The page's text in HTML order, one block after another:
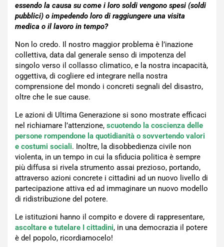
essendo la causa su come i loro soldi vengono spesi (soldi
pubblici) o impedendo loro di raggiungere una visita
medica o il lavoro in tempo?
Non lo credo. Il nostro maggior problema è l’inazione
collettiva, data dal generale senso di impotenza del
singolo verso il collasso climatico, e la nostra incapacità,
oggettiva, di cogliere ed integrare nella nostra
comprensione del mondo i concreti segnali del disastro,
oltre che le sue cause.
Le azioni di Ultima Generazione si sono mostrate efficaci
nel richiamare l’attenzione, scuotendo la coscienza delle
persone rompendone la quotidianità o sovvertendo valori
e costumi sociali. Inoltre, la disobbedienza civile non
violenta, in un tempo in cui la sfiducia politica è sempre
più diffusa si rivela strumento assai prezioso, portando,
attraverso azioni concrete i cittadini ad un nuovo livello di
partecipazione attiva ed ad immaginare un nuovo modello
di ridistribuzione del potere.
Le istituzioni hanno il compito e dovere di rappresentare,
ascoltare e tutelare I cittadini, in una democrazia il potere
è del popolo, ricordiamocelo!